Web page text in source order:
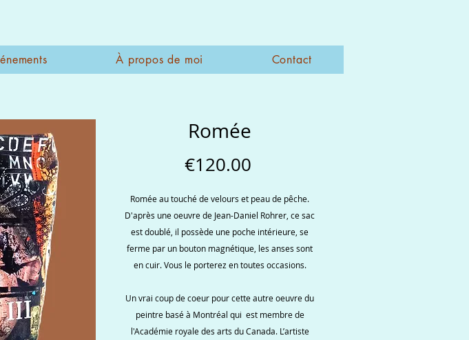
À propos de moi Contact
Romée
€120.00
Romée au touché de velours et peau de pêche.
D'après une oeuvre de Jean-Daniel Rohrer, ce sac
est doublé, il possède une poche intérieure, se
ferme par un bouton magnétique, les anses sont
en cuir. Vous le porterez en toutes occasions.
Un vrai coup de coeur pour cette autre oeuvre du
peintre basé à Montréal qui est membre de
l'Académie royale des arts du Canada. L’artiste